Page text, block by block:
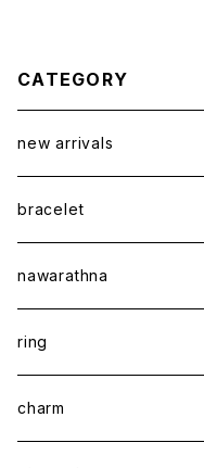
CATEGORY
new arrivals
bracelet
nawarathna
ring
charm